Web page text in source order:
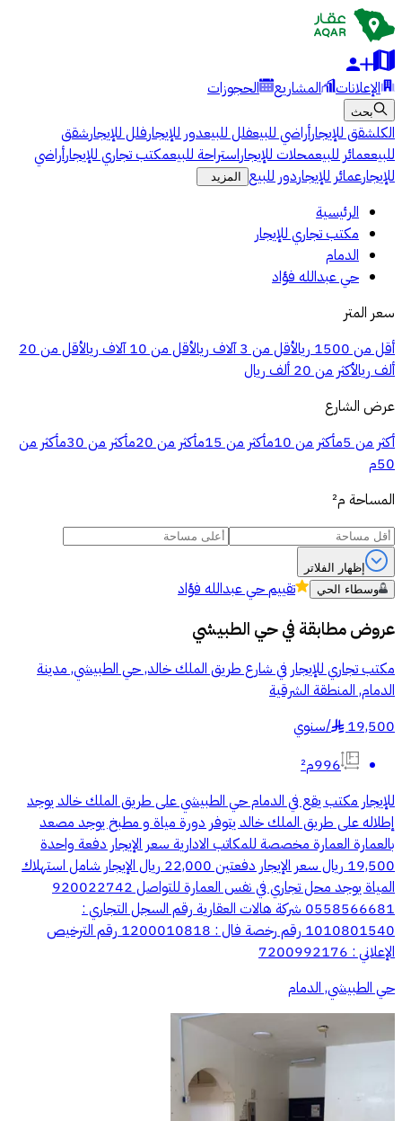
الإعلانات المشاريع الحجوزات
بحث
الكلشقق للإيجارأراضي للبيعفلل للبيعدور للإيجارفلل للإيجارشقق
للبيععمائر للبيعمحلات للإيجاراستراحة للبيعمكتب تجاري للإيجارأراضي
للإيجارعمائر للإيجاردور للبيع المزيد
الرئيسية
مكتب تجاري للإيجار
الدمام
حي عبدالله فؤاد
سعر المتر
أقل من 1500 ريال
أقل من 3 آلاف ريال أقل من 10 آلاف ريال
أقل من 20
ألف ريالأكثر من 20 ألف ريال
عرض الشارع
أكثر من 5م
أكثر من 10م أكثر من 15م أكثر من 20م أكثر من 30م
أكثر من
50م
المساحة م²
إظهار الفلاتر
وسطاء الحي
تقييمحي عبدالله فؤاد
عروض مطابقة فيحي الطبيشي
مكتب تجاري للإيجار في شارع طريق الملك خالد, حي الطبيشي, مدينة
الدمام, المنطقة الشرقية
19,500
§
/سنوي
996م²
للإيجار مكتب يقع في الدمام حي الطبيشي على طريق الملك خالد يوجد
إطلاله على طريق الملك خالد يتوفر دورة مياة و مطبخ يوجد مصعد
بالعمارة العمارة مخصصة للمكاتب الادارية سعر الإيجار دفعة واحدة
19,500 ريال سعر الإيجار دفعتين 22,000 ريال الإيجار شامل استهلاك
المياة يوجد محل تجاري في نفس العمارة للتواصل 920022742
0558566681 شركة هالات العقارية رقم السجل التجاري :
1010801540 رقم رخصة فال : 1200010818 رقم الترخيص
الإعلاني : 7200992176
حي الطبيشي, الدمام